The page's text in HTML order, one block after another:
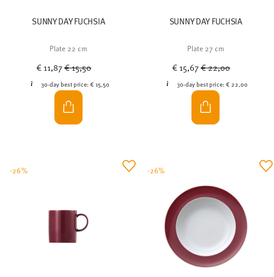
SUNNY DAY FUCHSIA
Plate 22 cm
€ 11,87Price reduced from
€ 15,50
30-day best price: € 15,50
SUNNY DAY FUCHSIA
Plate 27 cm
€ 15,67Price reduced from
€ 22,00
30-day best price:€ 22,00
-26% -26%